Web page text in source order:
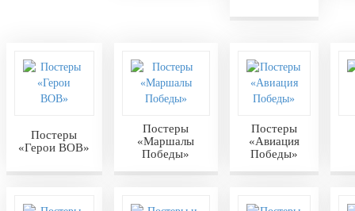
Постеры
«Герои ВОВ»
Постеры
«Маршалы
Победы»
Постеры
«Авиация
Победы»